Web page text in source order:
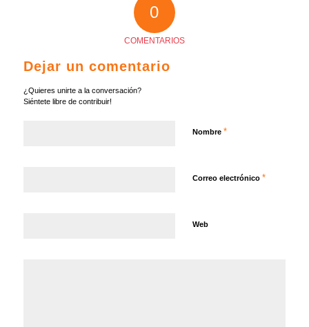
0
COMENTARIOS
Dejar un comentario
¿Quieres unirte a la conversación?
Siéntete libre de contribuir!
Nombre *
Correo electrónico *
Web